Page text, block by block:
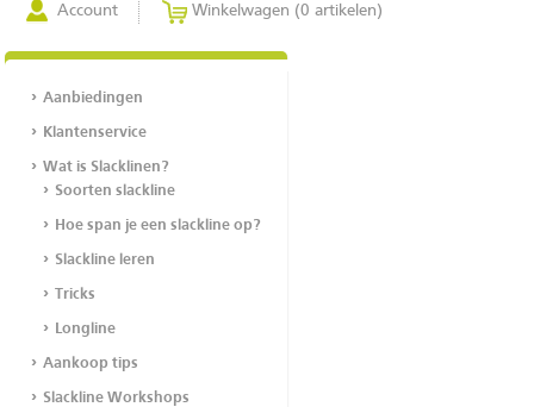
Account Winkelwagen (0 artikelen)
Aanbiedingen
Klantenservice
Wat is Slacklinen?
Soorten slackline
Hoe span je een slackline op?
Slackline leren
Tricks
Longline
Aankoop tips
Slackline Workshops